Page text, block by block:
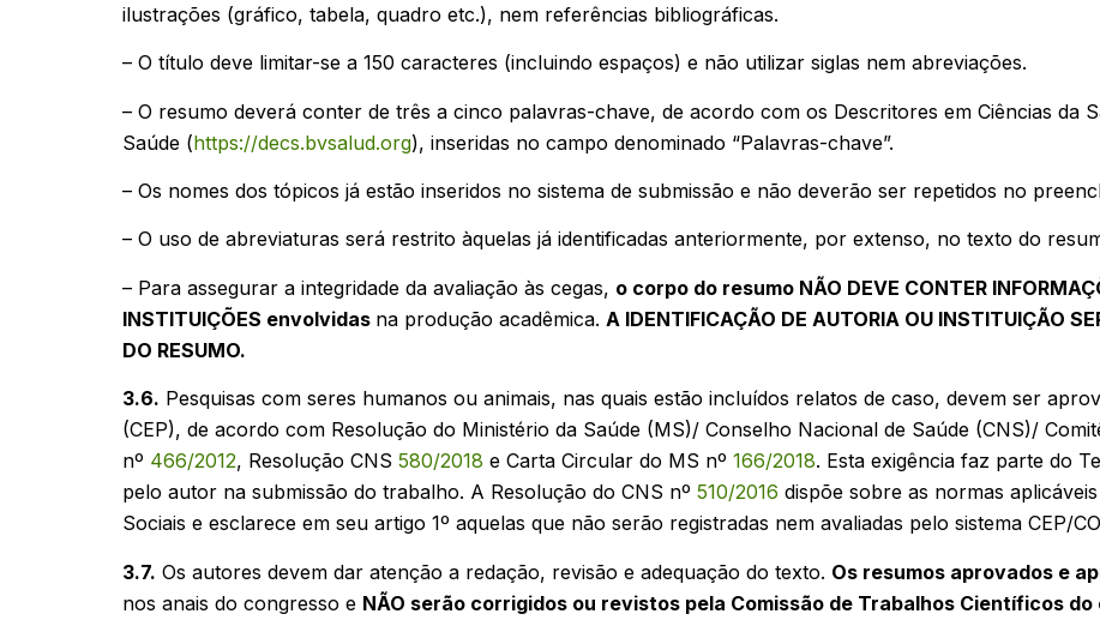
ilustrações (gráfico, tabela, quadro etc.), nem referências bibliográficas.
– O título deve limitar-se a 150 caracteres (incluindo espaços) e não utilizar siglas nem abreviações.
– O resumo deverá conter de três a cinco palavras-chave, de acordo com os Descritores em Ciências da
Saúde (https://decs.bvsalud.org), inseridas no campo denominado “Palavras-chave”.
– Os nomes dos tópicos já estão inseridos no sistema de submissão e não deverão ser repetidos no
– O uso de abreviaturas será restrito àquelas já identificadas anteriormente, por extenso, no texto do
– Para assegurar a integridade da avaliação às cegas, o corpo do resumo NÃO DEVE CONTER
INSTITUIÇÕES envolvidas na produção acadêmica. A IDENTIFICAÇÃO DE AUTORIA OU INSTITUIÇÃO
DO RESUMO.
3.6. Pesquisas com seres humanos ou animais, nas quais estão incluídos relatos de caso, devem ser
(CEP), de acordo com Resolução do Ministério da Saúde (MS)/ Conselho Nacional de Saúde (CNS)/
nº 466/2012, Resolução CNS 580/2018 e Carta Circular do MS nº 166/2018. Esta exigência faz parte do
pelo autor na submissão do trabalho. A Resolução do CNS nº 510/2016 dispõe sobre as normas
Sociais e esclarece em seu artigo 1º aquelas que não serão registradas nem avaliadas pelo sistema CEP/
3.7. Os autores devem dar atenção a redação, revisão e adequação do texto. Os resumos aprovados e
nos anais do congresso e NÃO serão corrigidos ou revistos pela Comissão de Trabalhos Científicos do